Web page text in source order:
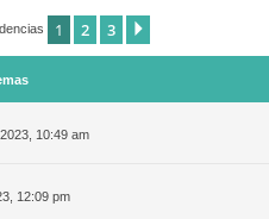
1 2 3
10:49 am
12:09 pm